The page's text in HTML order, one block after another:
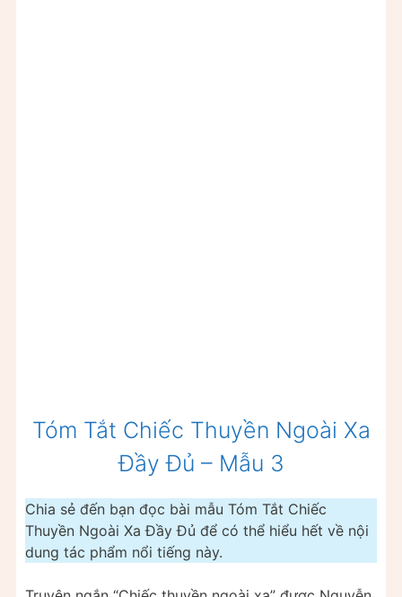
Tóm Tắt Chiếc Thuyền Ngoài Xa
Đầy Đủ – Mẫu 3
Chia sẻ đến bạn đọc bài mẫu Tóm Tắt Chiếc
Thuyền Ngoài Xa Đầy Đủ để có thể hiểu hết về nội
dung tác phẩm nổi tiếng này.